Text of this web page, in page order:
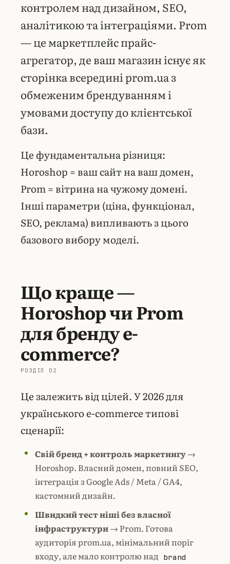
контролем над дизайном, SEO,
аналітикою та інтеграціями. Prom
— це маркетплейс прайс-
агрегатор, де ваш магазин існує як
сторінка всередині prom.ua з
обмеженим брендуванням і
умовами доступу до клієнтської
бази.
Це фундаментальна різниця:
Horoshop = ваш сайт на ваш домен,
Prom = вітрина на чужому домені.
Інші параметри (ціна, функціонал,
SEO, реклама) випливають з цього
базового вибору моделі.
Що краще —
Horoshop чи Prom
для бренду e-
commerce?
Це залежить від цілей. У 2026 для
українського e-commerce типові
сценарії:
Свій бренд + контроль маркетингу→
Horoshop. Власний домен, повний SEO,
інтеграція з Google Ads / Meta /GA4,
кастомний дизайн.
Швидкий тест ніші без власної
інфраструктури→ Prom. Готова
аудиторія prom.ua, мінімальний поріг
входу, але мало контролю над brand